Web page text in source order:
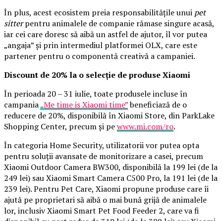
În plus, acest ecosistem preia responsabilitățile unui pet
sitterpentru animalele de companie rămase singure acasă,
iar cei care doresc să aibă un astfel de ajutor, îl vor putea
„angaja” și prin intermediul platformei OLX, care este
partener pentru o componentă creativă a campaniei.
Discount de 20% la o selecție de produse Xiaomi
În perioada 20 – 31 iulie, toate produsele incluse în
campania„Me time is Xiaomi time”beneficiază de o
reducere de 20%, disponibilă în Xiaomi Store, din ParkLake
Shopping Center, precum și pewww.mi.com/ro.
În categoria Home Security, utilizatorii vor putea opta
pentru soluții avansate de monitorizare a casei, precum
Xiaomi Outdoor Camera BW300, disponibilă la 199 lei (de la
249 lei) sau Xiaomi Smart Camera C500 Pro, la 191 lei (de la
239 lei). Pentru Pet Care, Xiaomi propune produse care îi
ajută pe proprietari să aibă o mai bună grijă de animalele
lor, inclusiv Xiaomi Smart Pet Food Feeder 2, care va fi